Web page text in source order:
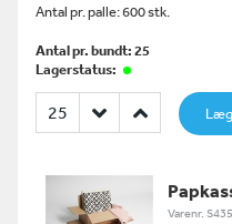
Antal pr. palle: 600 stk.
Antal pr. bundt: 25
Lagerstatus:
Varenr. S435